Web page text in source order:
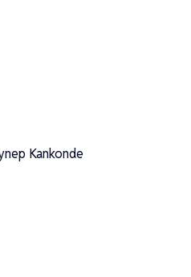
Kankonde